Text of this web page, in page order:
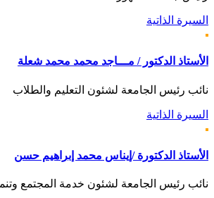
السيرة الذاتية
الأستاذ الدكتور / مـــاجد محمد محمد شعلة
نائب رئيس الجامعة لشئون التعليم والطلاب
السيرة الذاتية
الأستاذ الدكتورة /إيناس محمد إبراهيم حسن
نائب رئيس الجامعة لشئون خدمة المجتمع